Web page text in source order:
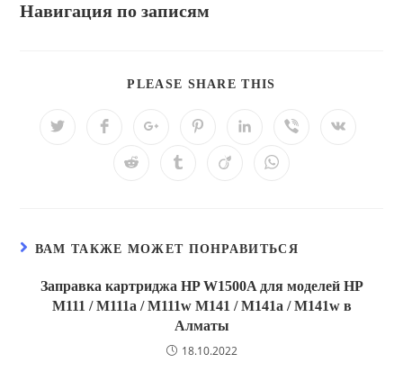
Навигация по записям
PLEASE SHARE THIS
ОткрываетсяОткрывается
новом
окне
Открывается
новом
окне
Открывается
новом
окне
Открывается
новом
окне
Открывается
ОткрываетсяОткрываетсяОткрываетсяОткрывается
ВАМ ТАКЖЕ МОЖЕТ ПОНРАВИТЬСЯ
Заправка картриджа HP W1500A для моделей HP
M111 / M111a / M111w M141 / M141a / M141w в
Алматы
18.10.2022